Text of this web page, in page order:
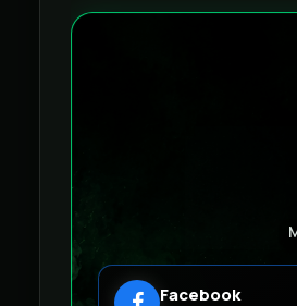
Facebook